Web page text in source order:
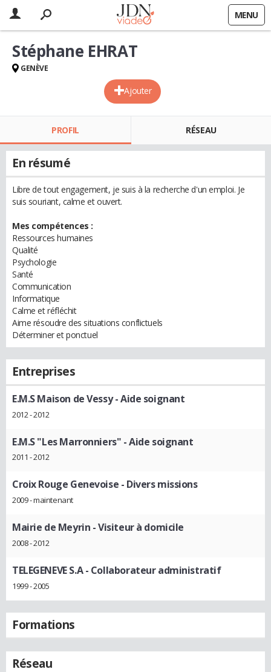
MENU
Ajouter
Stéphane EHRAT
GENÈVE
PROFIL RÉSEAU
En résumé
Libre de tout engagement, je suis à la recherche d'un emploi. Je
suis souriant, calme et ouvert.
Mes compétences :
Ressources humaines
Qualité
Psychologie
Santé
Communication
Informatique
Calme et réfléchit
Aime résoudre des situations conflictuels
Déterminer et ponctuel
Entreprises
E.M.S Maison de Vessy- Aide soignant
2012 - 2012
E.M.S "Les Marronniers" - Aide soignant
2011 - 2012
Croix Rouge Genevoise - Divers missions
2009 - maintenant
Mairie de Meyrin - Visiteur à domicile
2008 - 2012
TELEGENEVE S.A- Collaborateur administratif
1999 - 2005
Formations
Réseau